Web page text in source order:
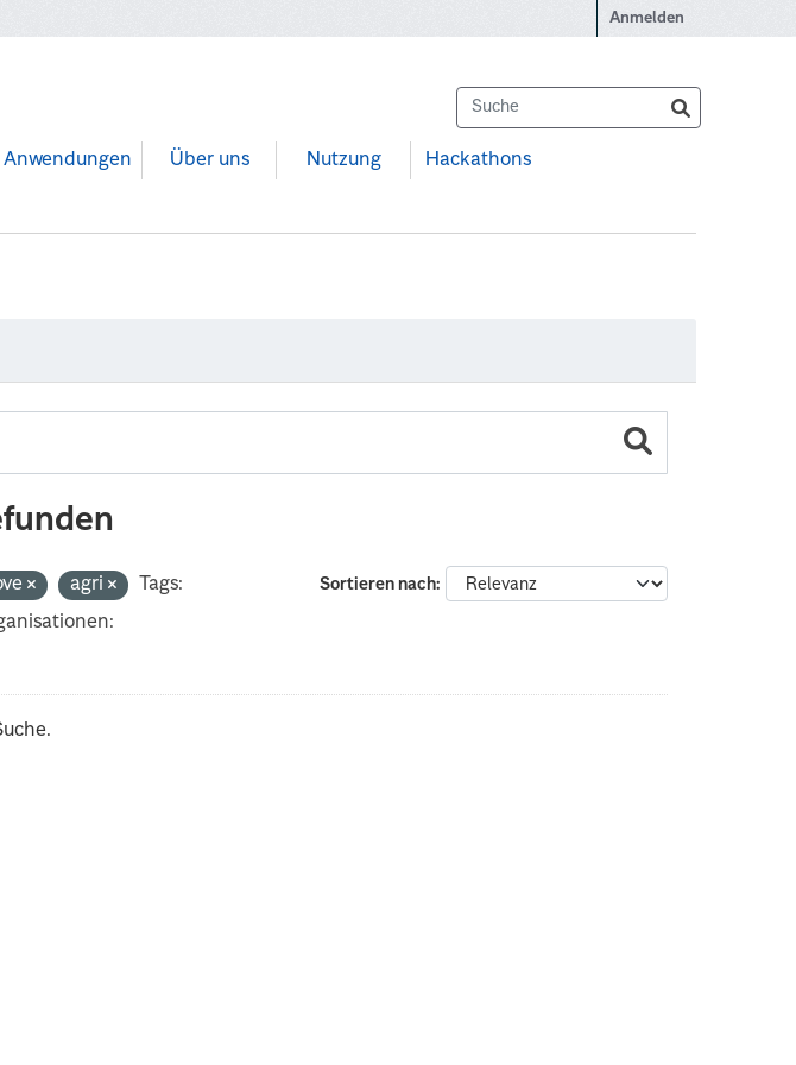
Anmelden
Anwendungen Über uns Nutzung Hackathons
Sortieren nach
agri
Tags: